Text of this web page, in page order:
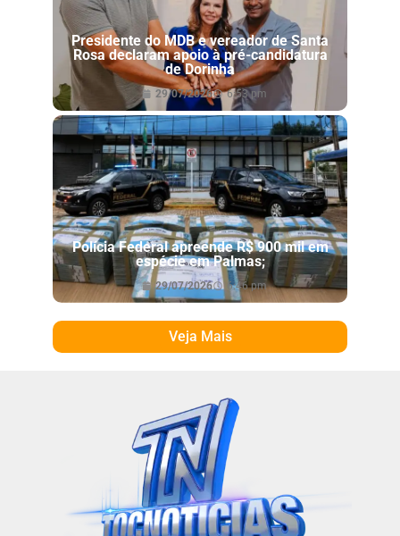
Presidente do MDB e vereador de Santa
Rosa declaram apoio à pré-candidatura
de Dorinha
29/07/2026 6:53 pm
Polícia Federal apreende R$ 900 mil em
espécie em Palmas;
29/07/2026 6:46 pm
Veja Mais